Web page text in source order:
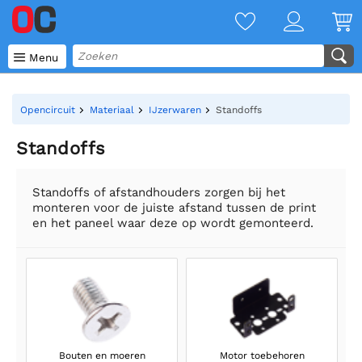
 Menu
Opencircuit Materiaal IJzerwaren Standoffs
Standoffs
Standoffs of afstandhouders zorgen bij het
monteren voor de juiste afstand tussen de print
en het paneel waar deze op wordt gemonteerd.
Bouten en moeren Motor toebehoren